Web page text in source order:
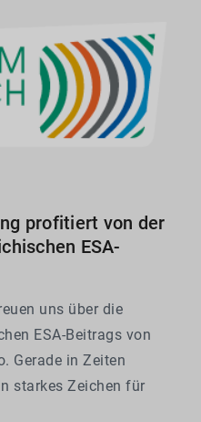
profitiert von der
ESA-
uns über die
ESA-Beitrags von
Gerade in Zeiten
starkes Zeichen für